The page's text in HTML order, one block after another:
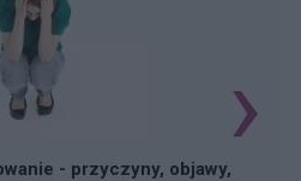
- przyczyny, objawy,›